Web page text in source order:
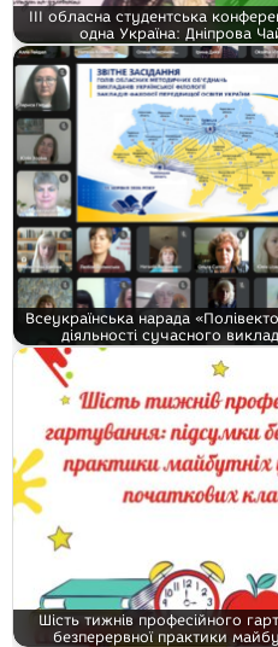
ІІІ обласна студентська
одна Україна: Дніпрова
Всеукраїнська нарада
діяльності сучасного
Шість тижнів професійного
безперервної практики